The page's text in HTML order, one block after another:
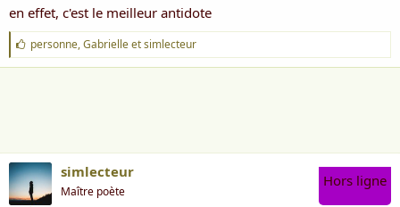
en effet, c'est le meilleur antidote
J
'
a
personne,Gabrielleetsimlecteur
simlecteur
Maître poète
Hors ligne